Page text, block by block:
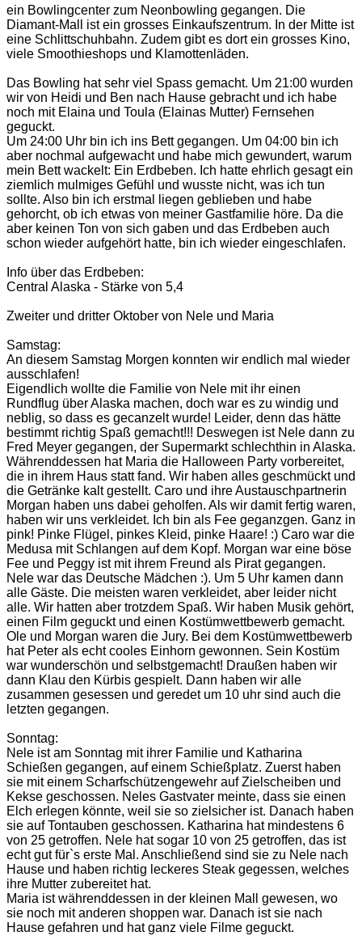
ein Bowlingcenter zum Neonbowling gegangen. Die
Diamant-Mall ist ein grosses Einkaufszentrum. In der Mitte ist
eine Schlittschuhbahn. Zudem gibt es dort ein grosses Kino,
viele Smoothieshops und Klamottenläden.
Das Bowling hat sehr viel Spass gemacht. Um 21:00 wurden
wir von Heidi und Ben nach Hause gebracht und ich habe
noch mit Elaina und Toula (Elainas Mutter) Fernsehen
geguckt.
Um 24:00 Uhr bin ich ins Bett gegangen. Um 04:00 bin ich
aber nochmal aufgewacht und habe mich gewundert, warum
mein Bett wackelt: Ein Erdbeben. Ich hatte ehrlich gesagt ein
ziemlich mulmiges Gefühl und wusste nicht, was ich tun
sollte. Also bin ich erstmal liegen geblieben und habe
gehorcht, ob ich etwas von meiner Gastfamilie höre. Da die
aber keinen Ton von sich gaben und das Erdbeben auch
schon wieder aufgehört hatte, bin ich wieder eingeschlafen.
Info über das Erdbeben:
Central Alaska - Stärke von 5,4
Zweiter und dritter Oktober von Nele und Maria
Samstag:
An diesem Samstag Morgen konnten wir endlich mal wieder
ausschlafen!
Eigendlich wollte die Familie von Nele mit ihr einen
Rundflug über Alaska machen, doch war es zu windig und
neblig, so dass es gecanzelt wurde! Leider, denn das hätte
bestimmt richtig Spaß gemacht!!! Deswegen ist Nele dann zu
Fred Meyer gegangen, der Supermarkt schlechthin in Alaska.
Währenddessen hat Maria die Halloween Party vorbereitet,
die in ihrem Haus statt fand. Wir haben alles geschmückt und
die Getränke kalt gestellt. Caro und ihre Austauschpartnerin
Morgan haben uns dabei geholfen. Als wir damit fertig waren,
haben wir uns verkleidet. Ich bin als Fee geganzgen. Ganz in
pink! Pinke Flügel, pinkes Kleid, pinke Haare! :) Caro war die
Medusa mit Schlangen auf dem Kopf. Morgan war eine böse
Fee und Peggy ist mit ihrem Freund als Pirat gegangen.
Nele war das Deutsche Mädchen :). Um 5 Uhr kamen dann
alle Gäste. Die meisten waren verkleidet, aber leider nicht
alle. Wir hatten aber trotzdem Spaß. Wir haben Musik gehört,
einen Film geguckt und einen Kostümwettbewerb gemacht.
Ole und Morgan waren die Jury. Bei dem Kostümwettbewerb
hat Peter als echt cooles Einhorn gewonnen. Sein Kostüm
war wunderschön und selbstgemacht! Draußen haben wir
dann Klau den Kürbis gespielt. Dann haben wir alle
zusammen gesessen und geredet um 10 uhr sind auch die
letzten gegangen.
Sonntag:
Nele ist am Sonntag mit ihrer Familie und Katharina
Schießen gegangen, auf einem Schießplatz. Zuerst haben
sie mit einem Scharfschützengewehr auf Zielscheiben und
Kekse geschossen. Neles Gastvater meinte, dass sie einen
Elch erlegen könnte, weil sie so zielsicher ist. Danach haben
sie auf Tontauben geschossen. Katharina hat mindestens 6
von 25 getroffen. Nele hat sogar 10 von 25 getroffen, das ist
echt gut für`s erste Mal. Anschließend sind sie zu Nele nach
Hause und haben richtig leckeres Steak gegessen, welches
ihre Mutter zubereitet hat.
Maria ist währenddessen in der kleinen Mall gewesen, wo
sie noch mit anderen shoppen war. Danach ist sie nach
Hause gefahren und hat ganz viele Filme geguckt.